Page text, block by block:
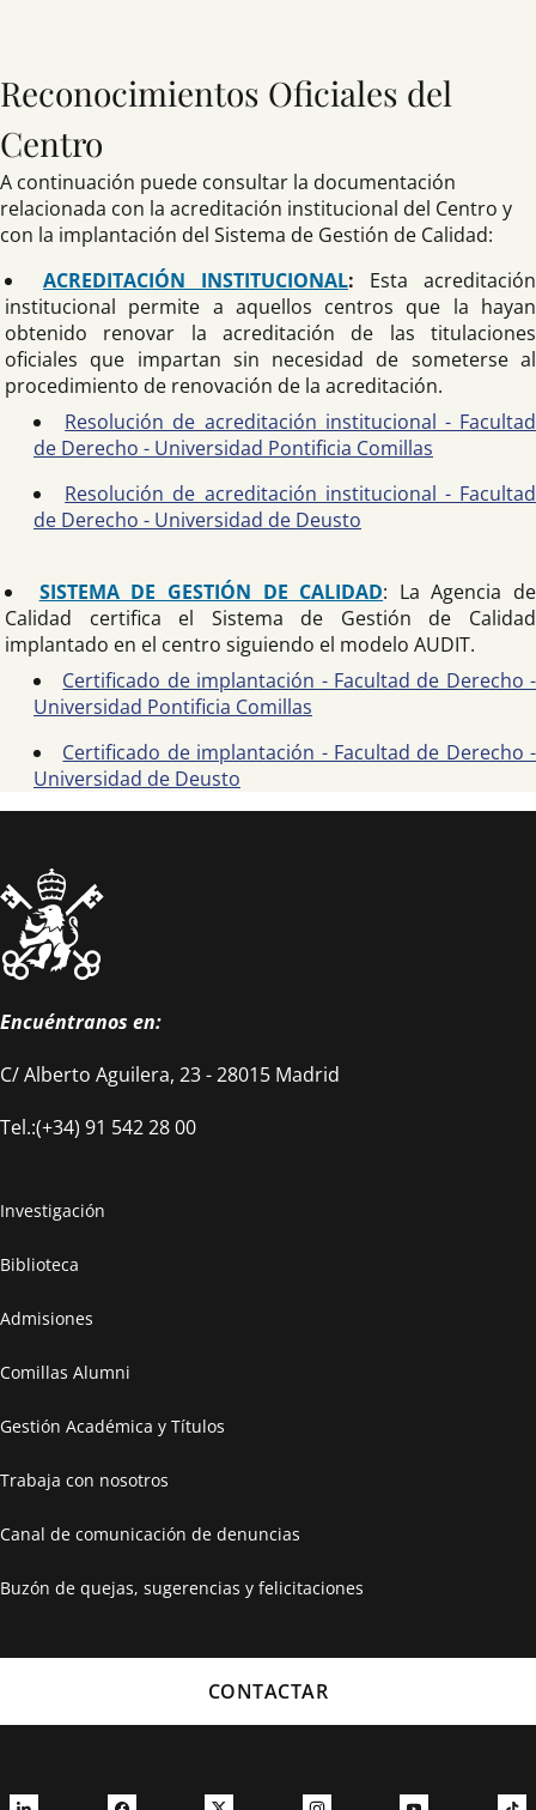
Reconocimientos Oficiales del
Centro
A continuación puede consultar la documentación
relacionada con la acreditación institucional del Centro y
con la implantación del Sistema de Gestión de Calidad:
ACREDITACIÓN INSTITUCIONAL: Esta acreditación
institucional permite a aquellos centros que la hayan
obtenido renovar la acreditación de las titulaciones
oficiales que impartan sin necesidad de someterse al
procedimiento de renovación de la acreditación.
Resolución de acreditación institucional - Facultad
de Derecho - Universidad Pontificia Comillas
Resolución de acreditación institucional - Facultad
de Derecho - Universidad de Deusto
SISTEMA DE GESTIÓN DE CALIDAD: La Agencia de
Calidad certifica el Sistema de Gestión de Calidad
implantado en el centro siguiendo el modelo AUDIT.
Certificado de implantación - Facultad de Derecho -
Universidad Pontificia Comillas
Certificado de implantación - Facultad de Derecho -
Universidad de Deusto
Encuéntranos en:
C/ Alberto Aguilera, 23 - 28015 Madrid
Tel.:(+34) 91 542 28 00
Investigación
Biblioteca
Admisiones
Comillas Alumni
Gestión Académica y Títulos
Trabaja con nosotros
Canal de comunicación de denuncias
Buzón de quejas, sugerencias y felicitaciones
CONTACTAR